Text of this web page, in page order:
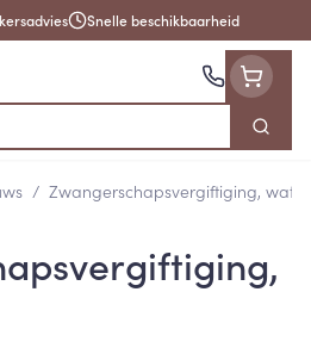
Snelle beschikbaarheid
Zoek
/ Zwangerschapsvergiftiging, wat